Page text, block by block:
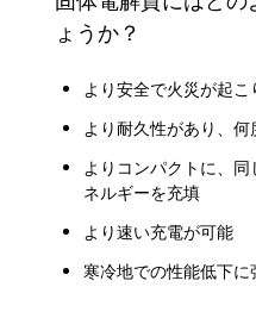
ょうか？
より安全で火災が起こ
より耐久性があり、
よりコンパクトに、
ネルギーを充填
より速い充電が可能
寒冷地での性能低下に